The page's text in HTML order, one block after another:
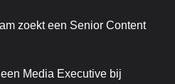
zoekt een Senior Content
Media Executive bij